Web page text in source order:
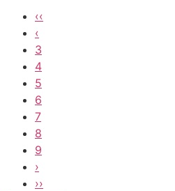
‹‹
‹
3
4
5
6
7
8
9
›
››